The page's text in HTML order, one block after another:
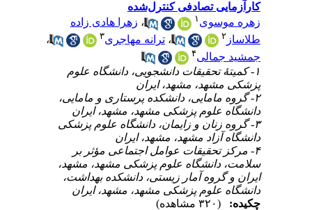
کارآزمایی تصادفی کنترل‌شده
زهره موسوی
، زهرا هادی زاده
، ترانه مهاجری
،
جمشید جمالی
۱- کمیتۀ تحقیقات دانشجویی، دانشگاه علوم
پزشکی مشهد، مشهد، ایران
۲- گروه مامایی، دانشکده پرستاری و مامایی،
دانشگاه علوم پزشکی مشهد، مشهد، ایران
۳- گروه زنان و زایمان، دانشگاه علوم پزشکی
دانشگاه آزاد مشهد، مشهد، ایران
۴- مرکز تحقیقات عوامل اجتماعی مؤثر بر
سلامت، دانشگاه علوم پزشکی مشهد، مشهد،
ایران و گروه آمار زیستی، دانشکده بهداشت،
دانشگاه علوم پزشکی مشهد، مشهد، ایران
(۳۲۰ مشاهده)